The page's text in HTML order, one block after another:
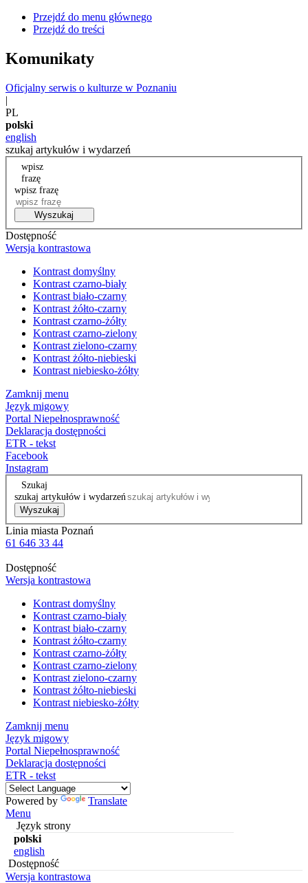
Przejdź do menu głównego
Przejdź do treści
Komunikaty
Oficjalny serwis o kulturze w Poznaniu
|
PL
polski
english
szukaj artykułów i wydarzeń
wpisz
frazę
wpisz frazę
Wyszukaj
Dostępność
Wersja kontrastowa
Kontrast domyślny
Kontrast czarno-biały
Kontrast biało-czarny
Kontrast żółto-czarny
Kontrast czarno-żółty
Kontrast czarno-zielony
Kontrast zielono-czarny
Kontrast żółto-niebieski
Kontrast niebiesko-żółty
Zamknij menu
Język migowy
Portal Niepełnosprawność
Deklaracja dostępności
ETR - tekst
Facebook
Instagram
Szukaj
szukaj artykułów i wydarzeń
Wyszukaj
Linia miasta Poznań
61 646 33 44
Dostępność
Wersja kontrastowa
Kontrast domyślny
Kontrast czarno-biały
Kontrast biało-czarny
Kontrast żółto-czarny
Kontrast czarno-żółty
Kontrast czarno-zielony
Kontrast zielono-czarny
Kontrast żółto-niebieski
Kontrast niebiesko-żółty
Zamknij menu
Język migowy
Portal Niepełnosprawność
Deklaracja dostępności
ETR - tekst
Powered by
Translate
Menu
Język strony
polski
english
Dostępność
Wersja kontrastowa